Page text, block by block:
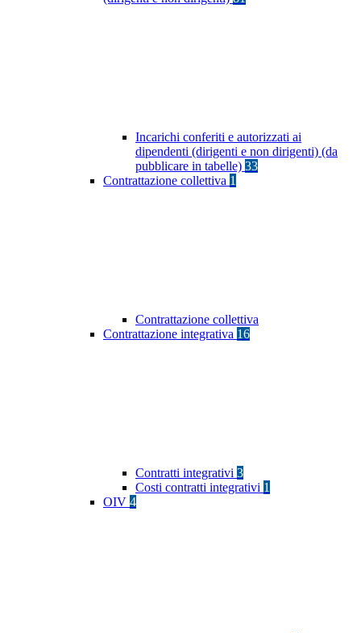
Incarichi conferiti e autorizzati ai
dipendenti (dirigenti e non dirigenti) (da
pubblicare in tabelle) 33
Contrattazione collettiva 1
Contrattazione collettiva
Contrattazione integrativa 16
Contratti integrativi 3
Costi contratti integrativi 1
OIV 4